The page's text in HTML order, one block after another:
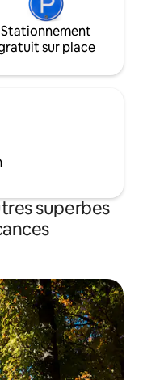
Stationnement
sur place
superbes